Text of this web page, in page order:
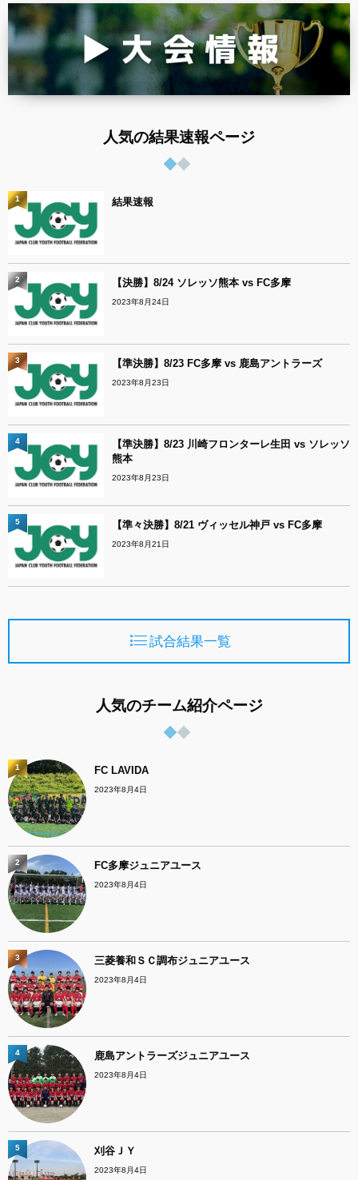
人気の結果速報ページ
結果速報
1
【決勝】8/24 ソレッソ熊本 vs FC多摩
2023年8月24日
2
【準決勝】8/23 FC多摩 vs 鹿島アントラーズ
2023年8月23日
3
【準決勝】8/23 川崎フロンターレ生田 vs ソレッソ
熊本
2023年8月23日
4
【準々決勝】8/21 ヴィッセル神戸 vs FC多摩
2023年8月21日
5
試合結果一覧
人気のチーム紹介ページ
FC LAVIDA
2023年8月4日
1
FC多摩ジュニアユース
2023年8月4日
2
三菱養和ＳＣ調布ジュニアユース
2023年8月4日
3
鹿島アントラーズジュニアユース
2023年8月4日
4
刈谷ＪＹ
2023年8月4日
5